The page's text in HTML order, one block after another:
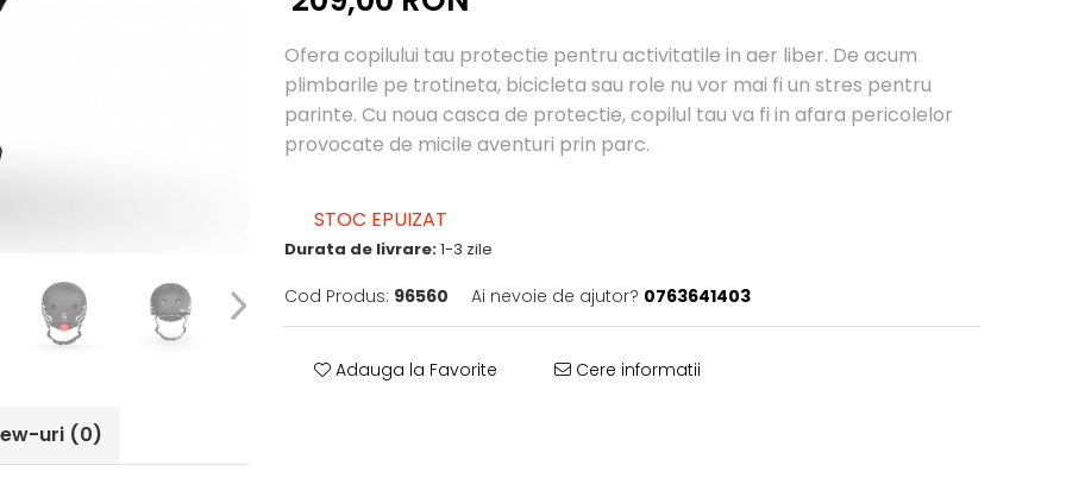
Ofera copilului tau protectie pentru activitatile in aer liber. De acum
plimbarile pe trotineta, bicicleta sau role nu vor mai fi un stres pentru
parinte. Cu noua casca de protectie, copilul tau va fi in afara pericolelor
provocate de micile aventuri prin parc.
STOC EPUIZAT
Durata de livrare:1-3 zile
Cod Produs: 96560 Ai nevoie de ajutor? 0763641403
Adauga la Favorite Cere informatii
uri (0)